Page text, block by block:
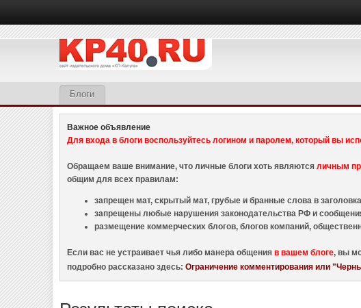
Блоги
Важное объявление
Для входа в блоги воспользуйтесь логином и паролем, который вы
Обращаем ваше внимание, что личные блоги хоть являютсяличным
общим для всех правилам:
запрещен мат, скрытый мат, грубые и бранные слова в
запрещены любые нарушения законодательства РФ и
размещение коммерческих блогов, блогов компаний,
Если вас не устраивает чья либо манера общенияв вашем блоге, вы
подробно рассказано здесь:Ограничение комментирования или